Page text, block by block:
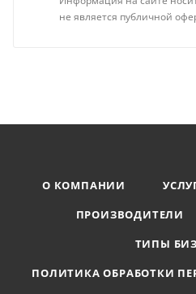
не является публичной
О КОМПАНИИ
ПРОИЗВОДИТЕЛИ
ТИПЫ
ПОЛИТИКА ОБРАБОТКИ